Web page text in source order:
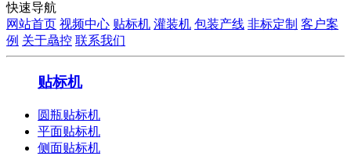
快速导航
网站首页 视频中心 贴标机 灌装机 包装产线 非标定制 客户案
例 关于骉控 联系我们
贴标机
圆瓶贴标机
平面贴标机
侧面贴标机